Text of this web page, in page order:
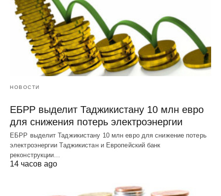
НОВОСТИ
ЕБРР выделит Таджикистану 10 млн евро
для снижения потерь электроэнергии
ЕБРР выделит Таджикистану 10 млн евро для снижение потерь
электроэнергии Таджикистан и Европейский банк
реконструкции…
14 часов ago